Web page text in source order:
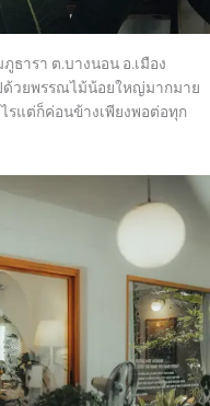
ธารา ต.บางนอน อ.เมือง
ด้วยพรรณไม้น้อยใหญ่มากมาย
รแต่ก็ค่อนข้างเพียงพอต่อทุก